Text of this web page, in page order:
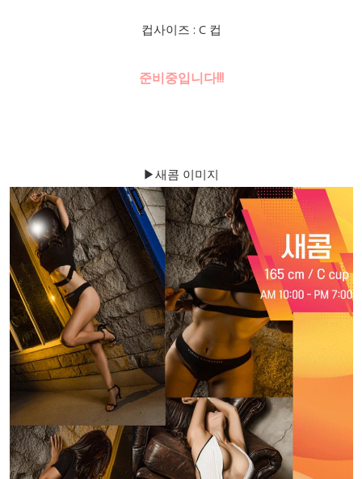
컵사이즈 : C 컵
준비중입니다!!!
▶새콤 이미지